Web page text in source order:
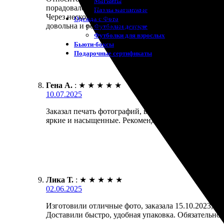
Пазлы магнитные
Одежда с Фото
Футболки детские
Футболки для взрослых
Бьюти-боксы
Подарочные сертификаты
порадовало быстрое подтверждение заказа, а
Через несколько дней я получила свои
довольна и решила, что буду заказывать еще.
Гена А. : ★ ★ ★ ★ ★
10.07.2025
Заказал печать фотографий, все прошло гладко.
яркие и насыщенные. Рекомендую всем, кто хочет
Лика Т. : ★ ★ ★ ★ ★
02.06.2025
Изготовили отличные фото, заказала 15.10.2023,
Доставили быстро, удобная упаковка. Обязательно